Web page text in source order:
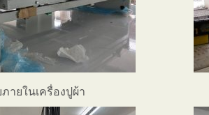
ายในเครื่องปูผ้า